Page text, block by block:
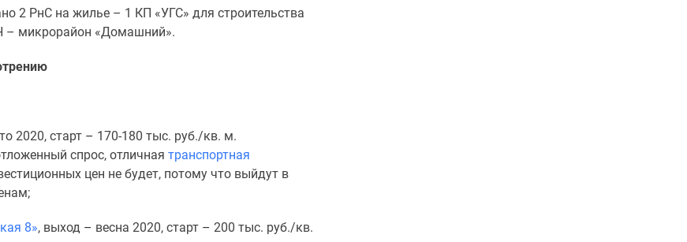
2 РнС на жилье – 1 КП «УГС» для строительства
– микрорайон «Домашний».
2020, старт – 170-180 тыс. руб./кв. м.
спрос, отличная транспортная
цен не будет, потому что выйдут в
8», выход – весна 2020, старт – 200 тыс. руб./кв.